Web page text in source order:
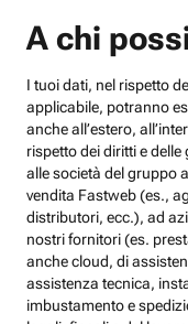
A chi
I tuoi dati, nel rispetto
applicabile, potranno
anche all’estero,
rispetto dei diritti e
alle società del gruppo
vendita Fastweb (es.,
distributori, ecc.), ad
nostri fornitori (es.
anche cloud, di
assistenza tecnica,
imbustamento e